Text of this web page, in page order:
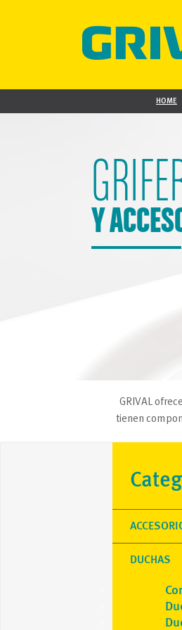
HOME
Y
GRIVAL
tienen
DUCHAS